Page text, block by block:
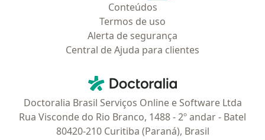
Conteúdos
Termos de uso
Alerta de segurança
Central de Ajuda para clientes
Doctoralia - Homepage
Doctoralia Brasil Serviços Online e Software Ltda
Rua Visconde do Rio Branco, 1488 - 2º andar - Batel
80420-210 Curitiba (Paraná), Brasil